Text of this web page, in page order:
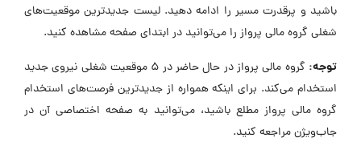
مستعدی داشته باشند که توسعه فردی اولویت‌شان باشد و برای آن بال
پرواز بخواهند. یادگیری برای آن‌ها ارزشمند است. ساختارشان کوچک و
انسان‌ها اثرگذارند و به واسطه این اثرگذاری، کارهای بزرگ انجام
می‌دهند. در میانه اوج گرفتن هستند و دعوت می‌کنند تا کنارشان
باشید و پرقدرت مسیر را ادامه دهید. لیست جدیدترین موقعیت‌های
شغلی گروه مالی پرواز را می‌توانید در ابتدای صفحه مشاهده کنید.